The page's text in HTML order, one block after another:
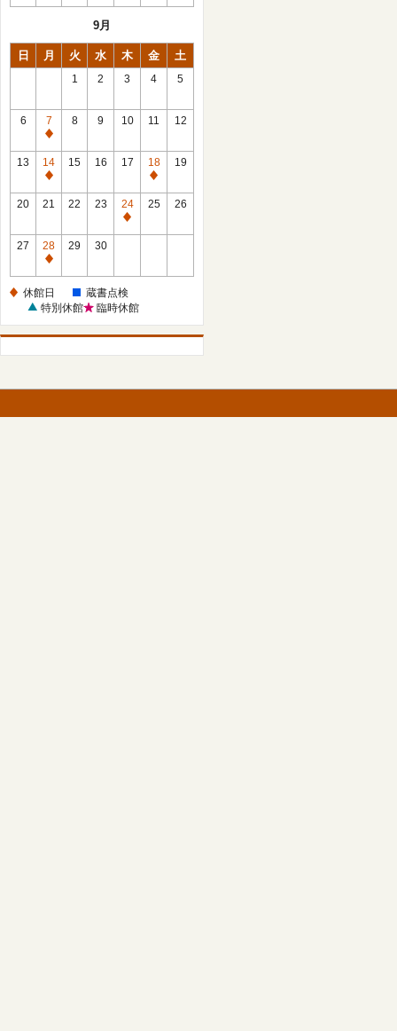
9月
日 月 火 水 木 金 土
1 2 3 4 5
6
7
休
館
日
8 9 10 11 12
13
14
休
館
15 16 17
18
休
館
19
20 21 22 23
24
休
25 26
27
28
休
日
29 30
休館日
蔵書点検
特別休館
臨時休館